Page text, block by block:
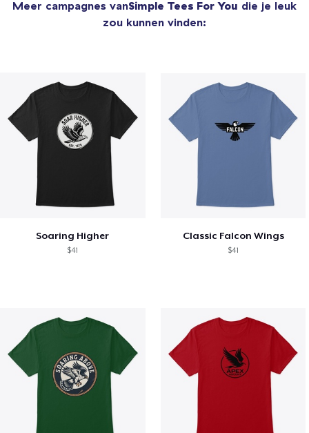
Meer campagnes vanSimple Tees For You die je leuk
zou kunnen vinden:
Soaring Higher
$41
Classic Falcon Wings
$41